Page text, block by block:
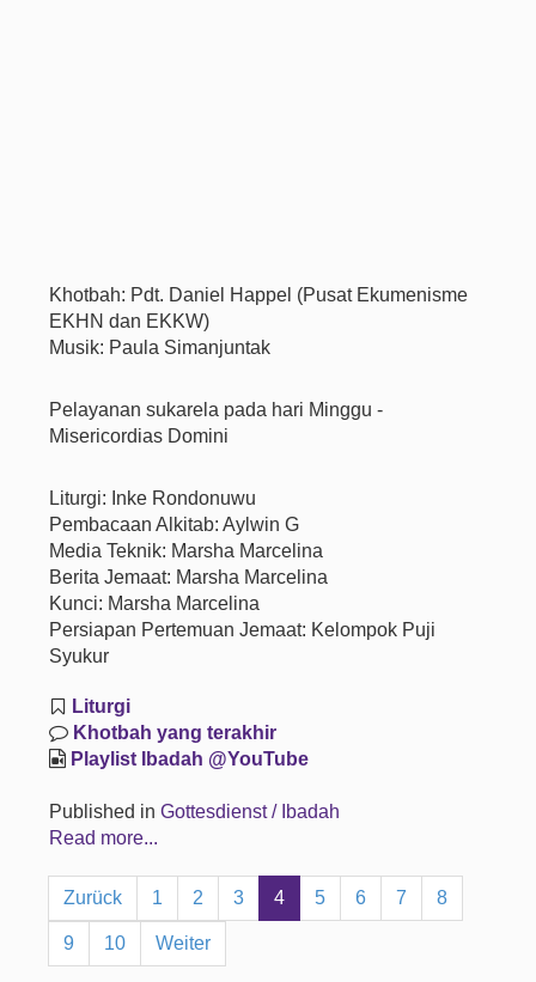
Khotbah: Pdt. Daniel Happel (Pusat Ekumenisme
EKHN dan EKKW)
Musik: Paula Simanjuntak
Pelayanan sukarela pada hari Minggu -
Misericordias Domini
Liturgi: Inke Rondonuwu
Pembacaan Alkitab: Aylwin G
Media Teknik: Marsha Marcelina
Berita Jemaat: Marsha Marcelina
Kunci: Marsha Marcelina
Persiapan Pertemuan Jemaat: Kelompok Puji
Syukur
Liturgi
Khotbah yang terakhir
Playlist Ibadah @YouTube
Published in Gottesdienst / Ibadah
Read more...
Zurück 1 2 3 4 5 6 7 8
9 10 Weiter